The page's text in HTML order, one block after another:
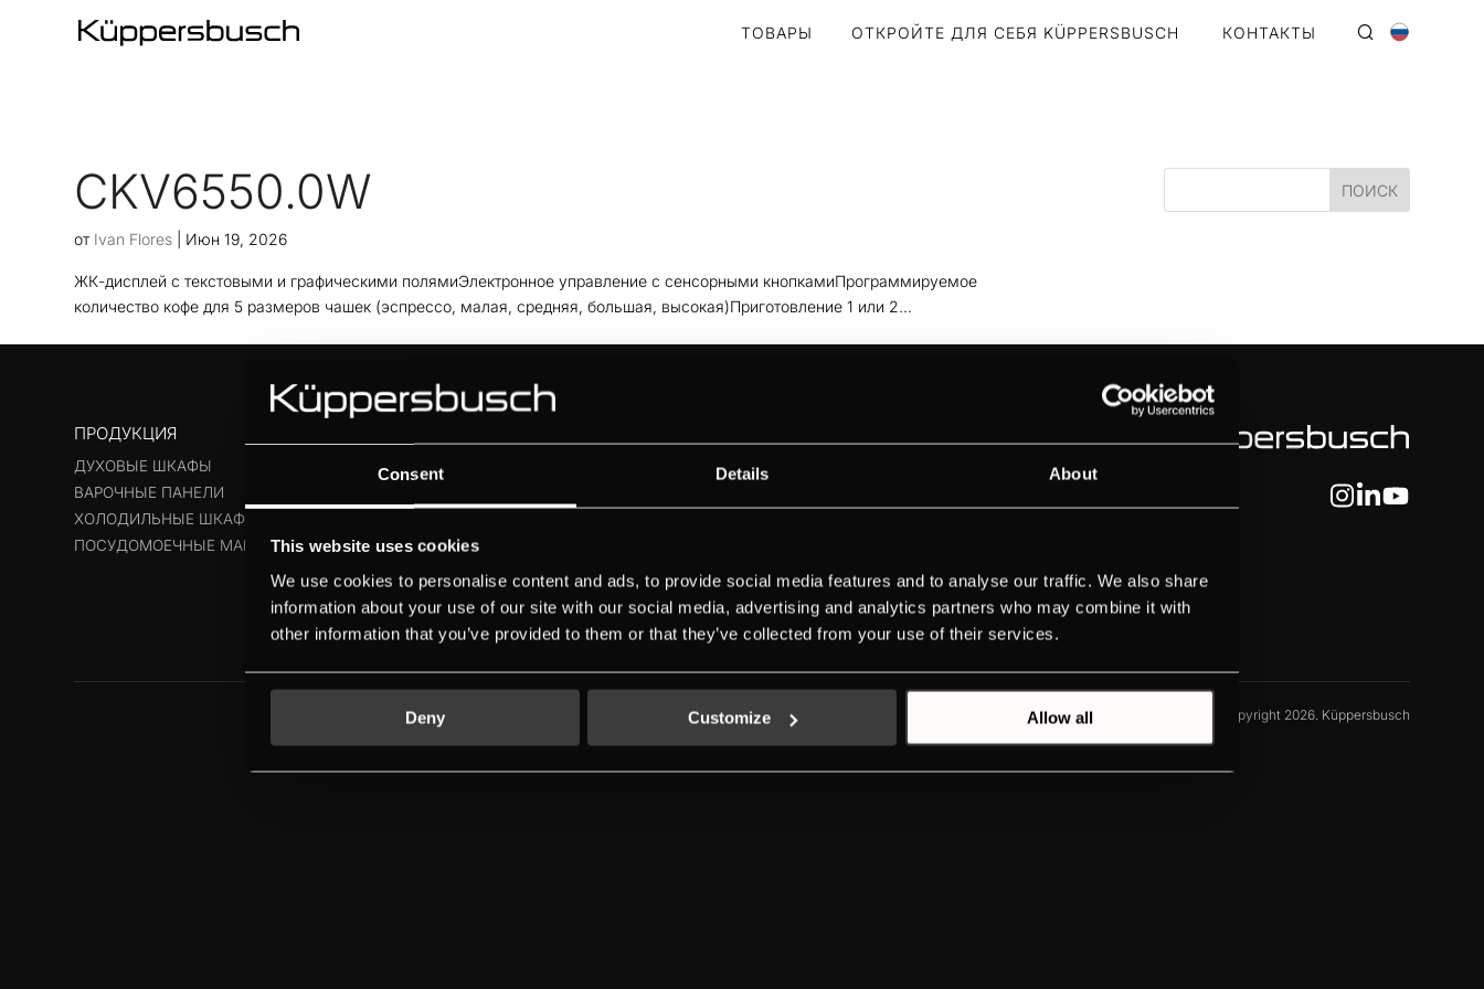
Consent Details About
This website uses cookies
We use cookies to personalise content and ads, to provide social media features and to analyse our traffic. We also share
information about your use of our site with our social media, advertising and analytics partners who may combine it with
other information that you’ve provided to them or that they’ve collected from your use of their services.
Deny Customize Allow all
ТОВАРЫ ОТКРОЙТЕ ДЛЯ СЕБЯ KÜPPERSBUSCH КОНТАКТЫ
CKV6550.0W
от Ivan Flores Июн 19, 2026
ЖК-дисплей с текстовыми и графическими полямиЭлектронное управление с сенсорными кнопкамиПрограммируемое
количество кофе для 5 размеров чашек (эспрессо, малая, средняя, большая, высокая)Приготовление 1 или 2...
ПРОДУКЦИЯ
ДУХОВЫЕ ШКАФЫ
ВАРОЧНЫЕ ПАНЕЛИ
ХОЛОДИЛЬНЫЕ ШКАФЫ
ПОСУДОМОЕЧНЫЕ МАШИНЫ
НОВАЯ МАРКИРОВКА ЭНЕРГОЭФФЕКТИВНОСТИ
KONTAKTЫ
INDIVIDUAL
ПОЛИТИКА КОНФИДЕНЦИАЛЬНОСТИ ПОЛИТИКА ИСПОЛЬЗОВАНИЙ COOKIE-ФАЙЛОВ СТРАНИЦА РАЗОБЛАЧЕНИЯ© Copyright 2026. Küppersbusch